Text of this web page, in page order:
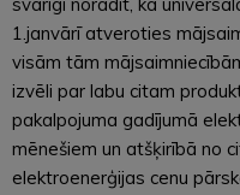
svarīgi norādīt, ka
1.janvārī atveroties
visām tām
izvēli par labu citam
pakalpojuma gadījumā
mēnešiem un atšķirībā no
elektroenerģijas cenu